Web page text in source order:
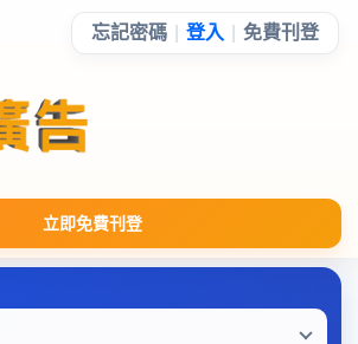
立即免費刊登
忘記密碼 登入 免費刊登